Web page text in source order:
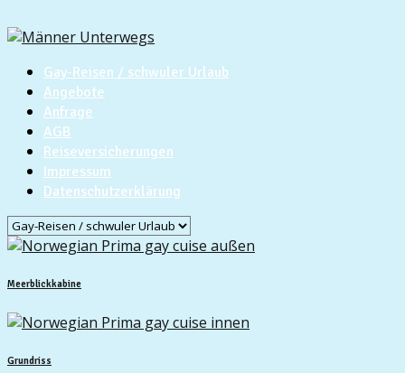
Gay-Reisen / schwuler Urlaub
Angebote
Anfrage
AGB
Reiseversicherungen
Impressum
Datenschutzerklärung
Meerblickkabine
Grundriss